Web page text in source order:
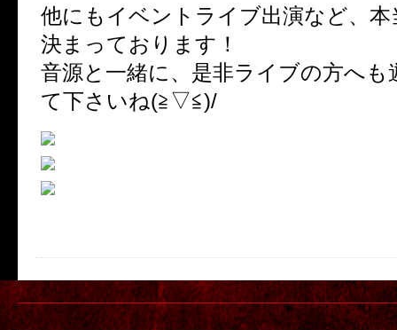
他にもイベントライブ出演など、
決まっております！
音源と一緒に、是非ライブの方へも
て下さいね(≧▽≦)/